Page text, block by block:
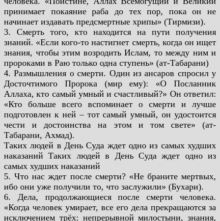
принимает покаяние раба до тех пор, пока он не
начинает издавать предсмертные хрипы» (Тирмизи).
3. Смерть того, кто находится на пути получения
знаний. «Если кого-то настигнет смерть, когда он ищет
знания, чтобы этим возродить Ислам, то между ним и
пророками в Раю только одна ступень» (ат-Табарани)
4. Размышления о смерти. Один из ансаров спросил у
Досточтимого Пророка (мир ему): «О Посланник
Аллаха, кто самый умный и счастливый?» Он ответил:
«Кто больше всего вспоминает о смерти и лучше
подготовлен к ней – тот самый умный, он удостоится
чести и достоинства на этом и том свете» (ат-
Табарани, Ахмад).
Таких людей в День Суда ждет одно из самых худших
наказаний Таких людей в День Суда ждет одно из
самых худших наказаний
5. Что нас ждет после смерти? «Не браните мертвых,
ибо они уже получили то, что заслужили» (Бухари).
6. Дела, продолжающиеся после смерти человека.
«Когда человек умирает, все его дела прекращаются за
исключением трёх: непрерывной милостыни, знания,